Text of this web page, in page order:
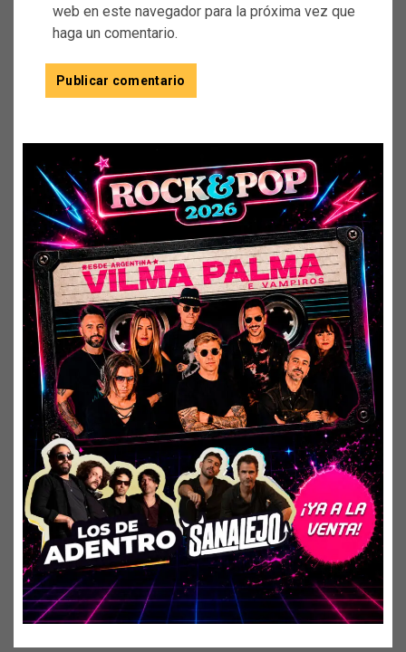
web en este navegador para la próxima vez que
haga un comentario.